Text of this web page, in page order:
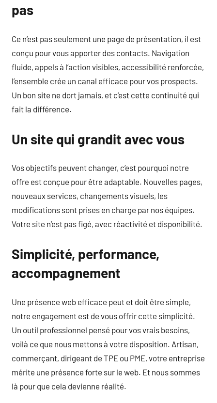
pas
Ce n’est pas seulement une page de présentation, il est
conçu pour vous apporter des contacts. Navigation
fluide, appels à l’action visibles, accessibilité renforcée,
l’ensemble crée un canal efficace pour vos prospects.
Un bon site ne dort jamais, et c’est cette continuité qui
fait la différence.
Un site qui grandit avec vous
Vos objectifs peuvent changer, c’est pourquoi notre
offre est conçue pour être adaptable. Nouvelles pages,
nouveaux services, changements visuels, les
modifications sont prises en charge par nos équipes.
Votre site n’est pas figé, avec réactivité et disponibilité.
Simplicité, performance,
accompagnement
Une présence web efficace peut et doit être simple,
notre engagement est de vous offrir cette simplicité.
Un outil professionnel pensé pour vos vrais besoins,
voilà ce que nous mettons à votre disposition. Artisan,
commerçant, dirigeant de TPE ou PME, votre entreprise
mérite une présence forte sur le web. Et nous sommes
là pour que cela devienne réalité.